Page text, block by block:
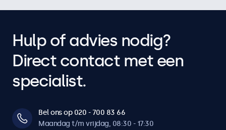
Hulp of advies nodig?
Direct contact met een
specialist.
Bel ons op 020 - 700 83 66
Maandag t/m vrijdag, 08:30 - 17:30